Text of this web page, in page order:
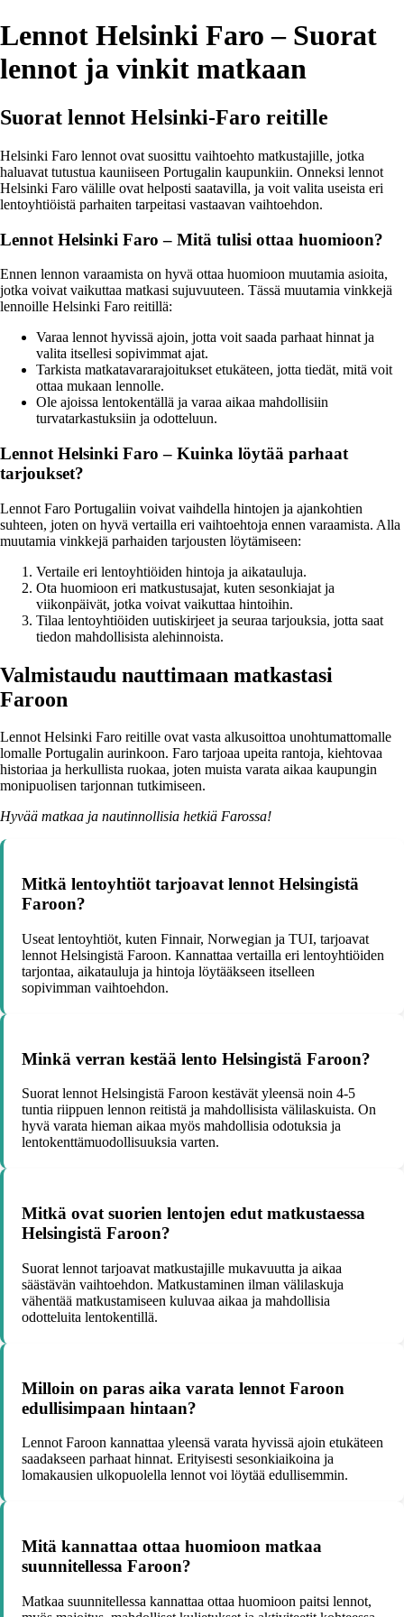
Lennot Helsinki Faro – Suorat
lennot ja vinkit matkaan
Suorat lennot Helsinki-Faro reitille
Helsinki Faro lennot ovat suosittu vaihtoehto matkustajille, jotka
haluavat tutustua kauniiseen Portugalin kaupunkiin. Onneksi lennot
Helsinki Faro välille ovat helposti saatavilla, ja voit valita useista eri
lentoyhtiöistä parhaiten tarpeitasi vastaavan vaihtoehdon.
Lennot Helsinki Faro – Mitä tulisi ottaa huomioon?
Ennen lennon varaamista on hyvä ottaa huomioon muutamia asioita,
jotka voivat vaikuttaa matkasi sujuvuuteen. Tässä muutamia vinkkejä
lennoille Helsinki Faro reitillä:
Varaa lennot hyvissä ajoin, jotta voit saada parhaat hinnat ja
valita itsellesi sopivimmat ajat.
Tarkista matkatavararajoitukset etukäteen, jotta tiedät, mitä voit
ottaa mukaan lennolle.
Ole ajoissa lentokentällä ja varaa aikaa mahdollisiin
turvatarkastuksiin ja odotteluun.
Lennot Helsinki Faro – Kuinka löytää parhaat
tarjoukset?
Lennot Faro Portugaliin voivat vaihdella hintojen ja ajankohtien
suhteen, joten on hyvä vertailla eri vaihtoehtoja ennen varaamista. Alla
muutamia vinkkejä parhaiden tarjousten löytämiseen:
Vertaile eri lentoyhtiöiden hintoja ja aikatauluja.
Ota huomioon eri matkustusajat, kuten sesonkiajat ja
viikonpäivät, jotka voivat vaikuttaa hintoihin.
Tilaa lentoyhtiöiden uutiskirjeet ja seuraa tarjouksia, jotta saat
tiedon mahdollisista alehinnoista.
Valmistaudu nauttimaan matkastasi
Faroon
Lennot Helsinki Faro reitille ovat vasta alkusoittoa unohtumattomalle
lomalle Portugalin aurinkoon. Faro tarjoaa upeita rantoja, kiehtovaa
historiaa ja herkullista ruokaa, joten muista varata aikaa kaupungin
monipuolisen tarjonnan tutkimiseen.
Hyvää matkaa ja nautinnollisia hetkiä Farossa!
Mitkä lentoyhtiöt tarjoavat lennot Helsingistä
Faroon?
Useat lentoyhtiöt, kuten Finnair, Norwegian ja TUI, tarjoavat
lennot Helsingistä Faroon. Kannattaa vertailla eri lentoyhtiöiden
tarjontaa, aikatauluja ja hintoja löytääkseen itselleen
sopivimman vaihtoehdon.
Minkä verran kestää lento Helsingistä Faroon?
Suorat lennot Helsingistä Faroon kestävät yleensä noin 4-5
tuntia riippuen lennon reitistä ja mahdollisista välilaskuista. On
hyvä varata hieman aikaa myös mahdollisia odotuksia ja
lentokenttämuodollisuuksia varten.
Mitkä ovat suorien lentojen edut matkustaessa
Helsingistä Faroon?
Suorat lennot tarjoavat matkustajille mukavuutta ja aikaa
säästävän vaihtoehdon. Matkustaminen ilman välilaskuja
vähentää matkustamiseen kuluvaa aikaa ja mahdollisia
odotteluita lentokentillä.
Milloin on paras aika varata lennot Faroon
edullisimpaan hintaan?
Lennot Faroon kannattaa yleensä varata hyvissä ajoin etukäteen
saadakseen parhaat hinnat. Erityisesti sesonkiaikoina ja
lomakausien ulkopuolella lennot voi löytää edullisemmin.
Mitä kannattaa ottaa huomioon matkaa
suunnitellessa Faroon?
Matkaa suunnitellessa kannattaa ottaa huomioon paitsi lennot,